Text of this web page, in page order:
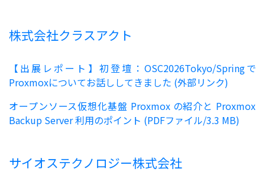
株式会社クラスアクト
【出展レポート】初登壇：OSC2026Tokyo/Springで
Proxmoxについてお話ししてきました (外部リンク)
オープンソース仮想化基盤 Proxmox の紹介と Proxmox
Backup Server 利用のポイント (PDFファイル/3.3 MB)
サイオステクノロジー株式会社